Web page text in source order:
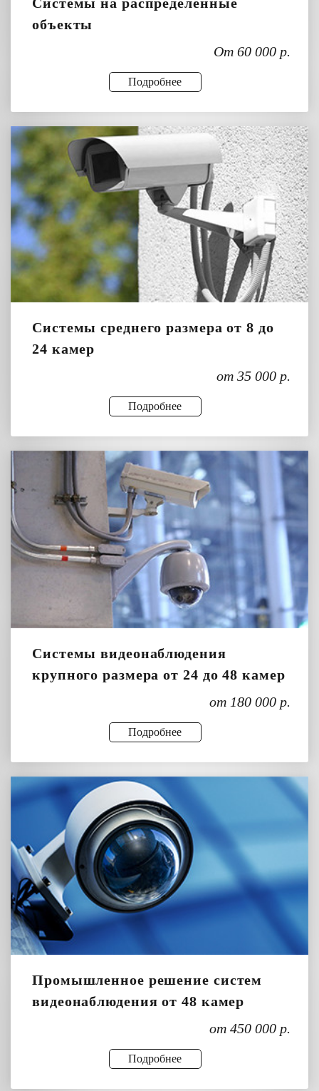
объекты
От 60 000 р.
Подробнее
Системы среднего размера от 8 до
24 камер
от 35 000 р.
Подробнее
Системы видеонаблюдения
крупного размера от 24 до 48 камер
от 180 000 р.
Подробнее
Промышленное решение систем
видеонаблюдения от 48 камер
от 450 000 р.
Подробнее